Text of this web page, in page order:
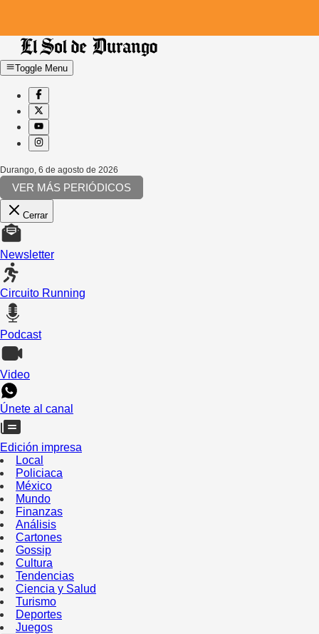
Toggle Menu
Durango 6 de agosto de 2026
VER MÁS PERIÓDICOS
Cerrar
Newsletter
Circuito Running
Podcast
Video
Únete al canal
Edición impresa
Local
Policiaca
México
Mundo
Finanzas
Análisis
Cartones
Gossip
Cultura
Tendencias
Ciencia y Salud
Turismo
Deportes
Juegos